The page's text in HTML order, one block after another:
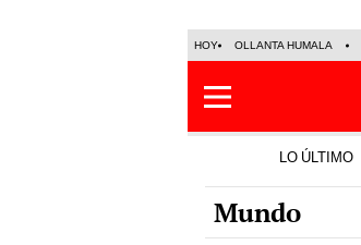
HOY OLLANTA HUMALA
LO ÚLTIMO
Mundo